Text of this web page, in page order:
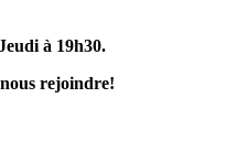
à 19h30.
rejoindre!